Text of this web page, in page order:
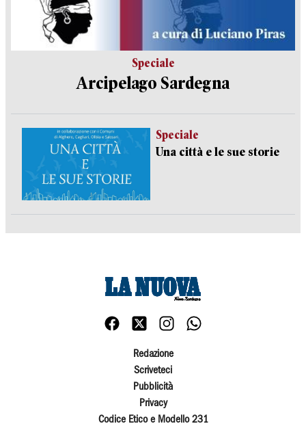
Speciale
Arcipelago Sardegna
Speciale
Una città e le sue storie
Redazione
Scriveteci
Pubblicità
Privacy
Codice Etico e Modello 231